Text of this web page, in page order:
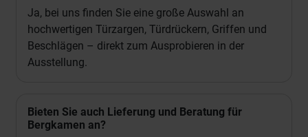
Ja, bei uns finden Sie eine große Auswahl an
hochwertigen Türzargen, Türdrückern, Griffen und
Beschlägen – direkt zum Ausprobieren in der
Ausstellung.
Bieten Sie auch Lieferung und Beratung für
Bergkamen an?